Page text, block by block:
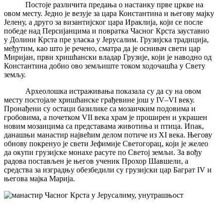
Постоје различита предања о настанку прве цркве на
овом месту. Једно је везује за цара Константина и његову мајку
Јелену, а друго за византијског цара Ираклија, који се после
победе над Персијанцима и повратка Часног Крста зауставио
у Долини Крста пре уласка у Јерусалим. Грузијска традиција,
међутим, као што је речено, сматра да је оснивач свети цар
Миријан, први хришћански владар Грузије, који је наводно од
Константина добио ово земљиште током ходочашћа у Свету
земљу.
Археолошка истраживања показала су да су на овом
месту постојале хришћанске грађевине још у IV–VI веку.
Пронађени су остаци базилике са мозаичким подовима и
гробовима, а почетком VII века храм је проширен и украшен
новим мозаицима са представама животиња и птица. Ипак,
данашњи манастир највећим делом потиче из XI века. Његову
обнову покренуо је свети Јефимије Светогорац, који је желео
да окупи грузијске монахе расуте по Светој земљи. За вођу
радова постављен је његов ученик Прохор Шавшели, а
средства за изградњу обезбедили су грузијски цар Баграт IV и
његова мајка Марија.